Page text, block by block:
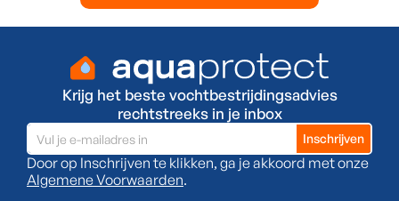
Krijg het beste vochtbestrijdingsadvies
rechtstreeks in je inbox
Door op Inschrijven te klikken, ga je akkoord met onze
Algemene Voorwaarden.